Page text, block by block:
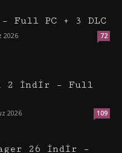
Full PC + 3 DLC
2026 72
2 İndir – Full
2026 109
26 İndir –